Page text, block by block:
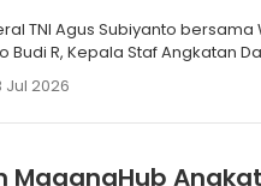
TNI Agus Subiyanto bersama
Budi R, Kepala Staf Angkatan
Jul 2026